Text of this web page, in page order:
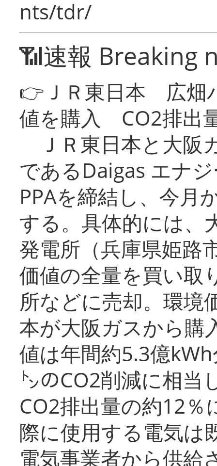
nts/tdr/
📶速報 Breaking
👉ＪＲ東日本 広畑
値を購入 CO2排出
ＪＲ東日本と大阪
であるDaigas エナ
PPAを締結し、今月
する。具体的には、
発電所（兵庫県姫路
価値の全量を買い取
所などに売却。環境
本が大阪ガスから購
値は年間約5.3億
㌧のCO2削減に相当
CO2排出量の約12％
際に使用する電気は
電気事業者から供給